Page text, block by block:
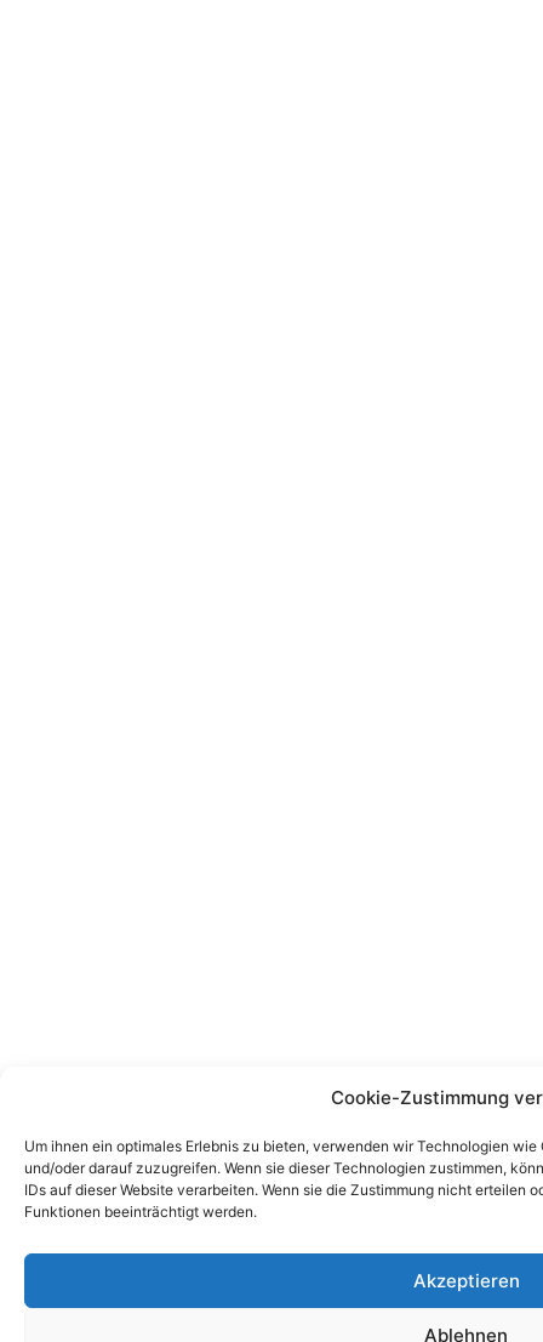
Cookie-Zustimmung
Um ihnen ein optimales Erlebnis zu bieten, verwenden wir Technologien
und/oder darauf zuzugreifen. Wenn sie dieser Technologien zustimmen,
IDs auf dieser Website verarbeiten. Wenn sie die Zustimmung nicht erteilen
Funktionen beeinträchtigt werden.
Akzeptieren
Ablehnen